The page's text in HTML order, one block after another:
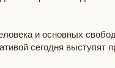
и основных
сегодня